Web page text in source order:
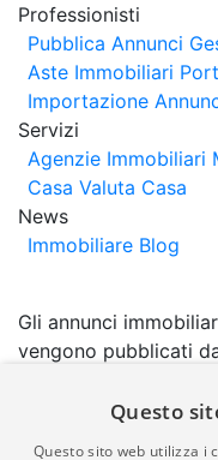
Professionisti
Pubblica Annunci
Aste Immobiliari
Importazione
Servizi
Agenzie Immobiliari
Casa Valuta Casa
News
Immobiliare Blog
Gli annunci
vengono pubblicati
comportaQuesto
Questo sito web utilizza i